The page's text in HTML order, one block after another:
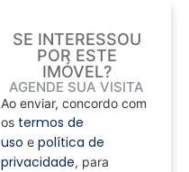
SE INTERESSOU
POR ESTE
IMÓVEL?
AGENDE SUA VISITA
Ao enviar, concordo com
os termos de
uso e política de
privacidade, para